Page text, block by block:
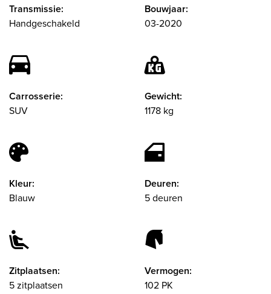
Transmissie:
Handgeschakeld
Bouwjaar:
03-2020
Carrosserie:
SUV
Gewicht:
1178 kg
Kleur:
Blauw
Deuren:
5 deuren
Zitplaatsen:
5 zitplaatsen
Vermogen:
102 PK